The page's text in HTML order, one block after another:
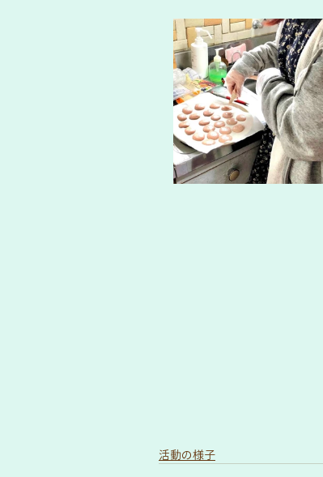
活動の様子